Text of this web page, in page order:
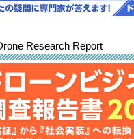
Research Report